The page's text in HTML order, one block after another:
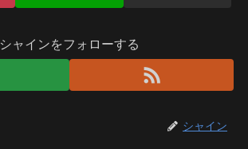
シャインをフォローする
シャイン